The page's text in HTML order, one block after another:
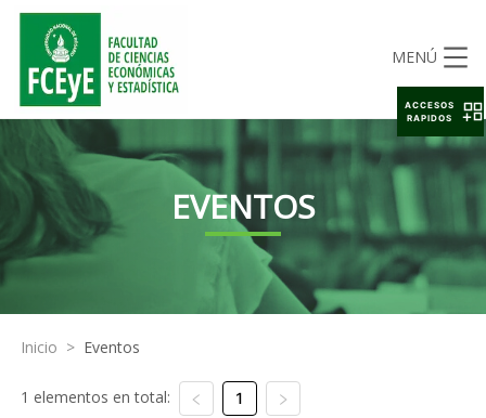
MENÚ
EVENTOS
Inicio > Eventos
1 elementos en total: 1
ACCESOS
RAPIDOS